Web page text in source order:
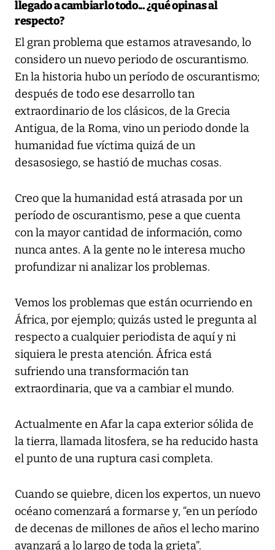
llegado a cambiarlo todo... ¿qué opinas al
respecto?
El gran problema que estamos atravesando, lo
considero un nuevo periodo de oscurantismo.
En la historia hubo un período de oscurantismo;
después de todo ese desarrollo tan
extraordinario de los clásicos, de la Grecia
Antigua, de la Roma, vino un periodo donde la
humanidad fue víctima quizá de un
desasosiego, se hastió de muchas cosas.
Creo que la humanidad está atrasada por un
período de oscurantismo, pese a que cuenta
con la mayor cantidad de información, como
nunca antes. A la gente no le interesa mucho
profundizar ni analizar los problemas.
Vemos los problemas que están ocurriendo en
África, por ejemplo; quizás usted le pregunta al
respecto a cualquier periodista de aquí y ni
siquiera le presta atención. África está
sufriendo una transformación tan
extraordinaria, que va a cambiar el mundo.
Actualmente en Afar la capa exterior sólida de
la tierra, llamada litosfera, se ha reducido hasta
el punto de una ruptura casi completa.
Cuando se quiebre, dicen los expertos, un nuevo
océano comenzará a formarse y, “en un período
de decenas de millones de años el lecho marino
avanzará a lo largo de toda la grieta”.